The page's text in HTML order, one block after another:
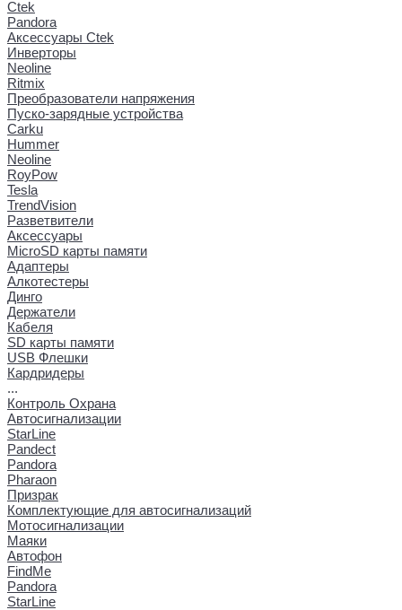
Ctek
Pandora
Аксессуары Ctek
Инверторы
Neoline
Ritmix
Преобразователи напряжения
Пуско-зарядные устройства
Carku
Hummer
Neoline
RoyPow
Tesla
TrendVision
Разветвители
Аксессуары
MicroSD карты памяти
Адаптеры
Алкотестеры
Динго
Держатели
Кабеля
SD карты памяти
USB Флешки
Кардридеры
...
Контроль Охрана
Автосигнализации
StarLine
Pandect
Pandora
Pharaon
Призрак
Комплектующие для автосигнализаций
Мотосигнализации
Маяки
Автофон
FindMe
Pandora
StarLine